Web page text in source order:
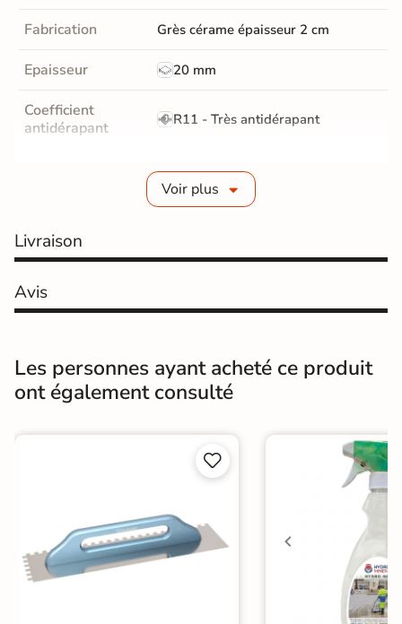
Fabrication Grès cérame épaisseur 2 cm
Epaisseur 20 mm
Coefficient
antidérapant
R11 - Très antidérapant
Gr4 - Très résistant
Bords rectifié
Finition Mate
Résistant au Gel Oui
1er Choix
A coller sur chape
A coller sur ancien carrelage
Normes
Voir plus
Livraison
Avis
Les personnes ayant acheté ce produit
ont également consulté

